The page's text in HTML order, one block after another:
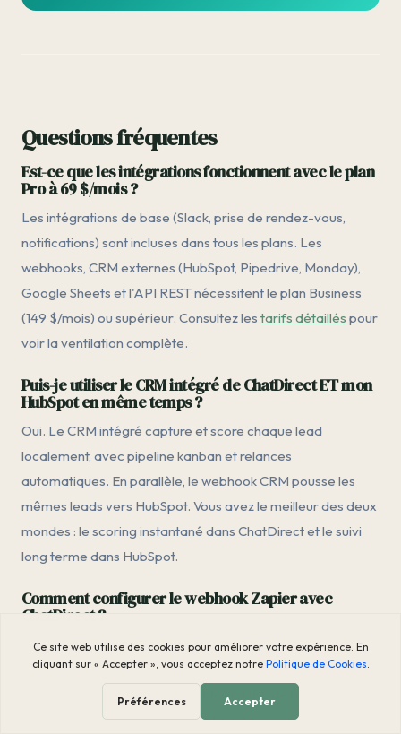
Questions fréquentes
Est-ce que les intégrations fonctionnent avec le plan
Pro à 69 $/mois ?
Les intégrations de base (Slack, prise de rendez-vous,
notifications) sont incluses dans tous les plans. Les
webhooks, CRM externes (HubSpot, Pipedrive, Monday),
Google Sheets et l'API REST nécessitent le plan Business
(149 $/mois) ou supérieur. Consultez les tarifs détaillés pour
voir la ventilation complète.
Puis-je utiliser le CRM intégré de ChatDirect ET mon
HubSpot en même temps ?
Oui. Le CRM intégré capture et score chaque lead
localement, avec pipeline kanban et relances
automatiques. En parallèle, le webhook CRM pousse les
mêmes leads vers HubSpot. Vous avez le meilleur des deux
mondes : le scoring instantané dans ChatDirect et le suivi
long terme dans HubSpot.
Comment configurer le webhook Zapier avec
ChatDirect ?
Créez un Zap avec le trigger « Webhooks by Zapier →
Catch Hook ». Copiez l'URL du webhook fournie par Zapier
et collez-la dans le champ Webhook URL de l'onglet
Intégrations dans le portail client. Chaque nouveau lead